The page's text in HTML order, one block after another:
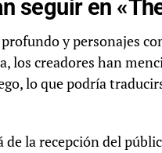
seguir en
y personajes
los creadores han
lo que podría
la recepción del